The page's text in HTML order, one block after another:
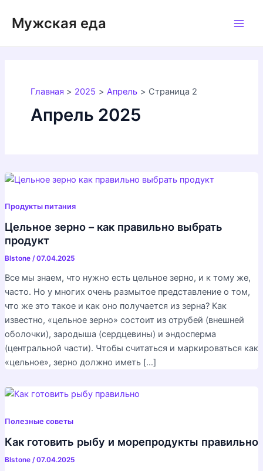
содержимому
Мужская еда
Главная 2025 Апрель Страница 2
Апрель 2025
Продукты питания
Цельное зерно – как правильно выбрать
продукт
Blstone /07.04.2025
Все мы знаем, что нужно есть цельное зерно, и к тому же,
часто. Но у многих очень размытое представление о том,
что же это такое и как оно получается из зерна? Как
известно, «цельное зерно» состоит из отрубей (внешней
оболочки), зародыша (сердцевины) и эндосперма
(центральной части). Чтобы считаться и маркироваться как
«цельное», зерно должно иметь […]
Полезные советы
Как готовить рыбу и морепродукты правильно
Blstone /07.04.2025